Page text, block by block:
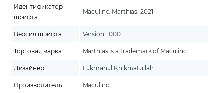
Идентификатор
шрифта
Maculinc: Marthias: 2021
Версия шрифта Version 1.000
Торговая марка Marthias is a trademark of Maculinc.
Дизайнер Lukmanul Khikmatullah
Производитель Maculinc